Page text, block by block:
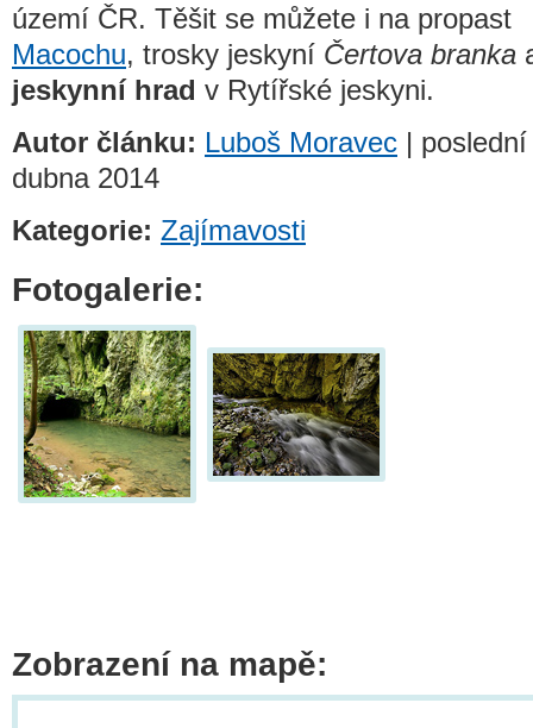
území ČR. Těšit se můžete i na propast
Macochu, trosky jeskyní Čertova branka
jeskynní hrad v Rytířské jeskyni.
Autor článku: Luboš Moravec |
dubna 2014
Kategorie: Zajímavosti
Fotogalerie:
Zobrazení na mapě: